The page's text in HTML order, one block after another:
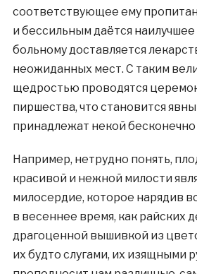
соответствующее ему
и бессильным даётся
больному доставляется
неожиданных мест. С таким
щедростью проводятся
пиршества, что становится
принадлежат некой
Например, нетрудно понять,
красивой и нежной милости
милосердие, которое нарядив
в весеннее время, как райских
драгоценной вышивкой из
их будто слугами, их изящными